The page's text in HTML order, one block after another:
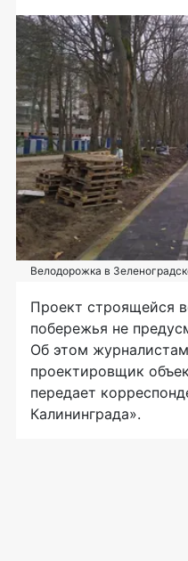
Велодорожка в
Проект строящейся
побережья не
Об этом
проектировщик
передает
Калининграда».